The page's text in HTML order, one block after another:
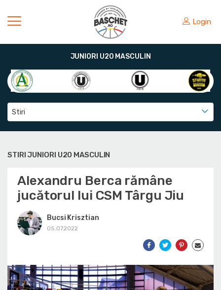
Login
JUNIORI U20 MASCULIN
Stiri
STIRI JUNIORI U20 MASCULIN
Alexandru Berca rămâne
jucătorul lui CSM Târgu Jiu
Bucsi Krisztian
05.07.2022